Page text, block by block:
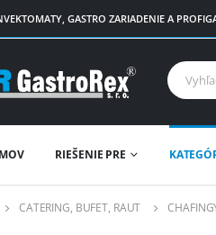
GASTRO ZARIADENIE A
RIEŠENIE PRE
CATERING, BUFET, RAUT